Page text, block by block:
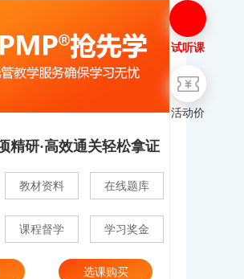
试听课
活动价
精研·高效通关轻松拿证
教材资料 在线题库
课程督学 学习奖金
选课购买